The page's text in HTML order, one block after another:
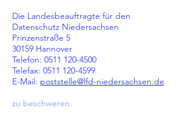
Die Landesbeauftragte für den
Datenschutz Niedersachsen
Prinzenstraße 5
30159 Hannover
Telefon: 0511 120-4500
Telefax: 0511 120-4599
E-Mail: poststelle@lfd-niedersachsen.de
zu beschweren.